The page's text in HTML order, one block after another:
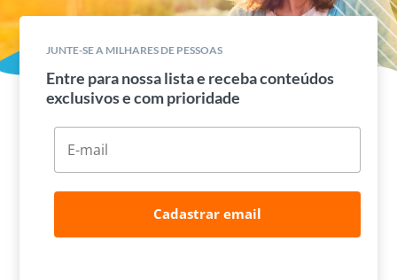
JUNTE-SE A MILHARES DE PESSOAS
Entre para nossa lista e receba conteúdos
exclusivos e com prioridade
Cadastrar email